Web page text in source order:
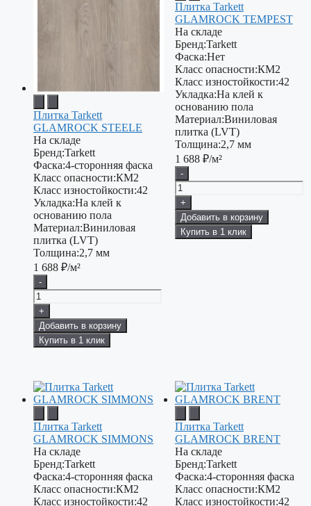
Плитка Tarkett
GLAMROCK STEELE
На складе
Бренд:Tarkett
Фаска:4-сторонняя фаска
Класс опасности:КМ2
Класс изностойкости:42
Укладка:На клей к
основанию пола
Материал:Виниловая
плитка (LVT)
Толщина:2,7 мм
1 688 ₽/м²
-
+
Добавить в корзину
Купить в 1 клик
Плитка Tarkett
GLAMROCK TEMPEST
На складе
Бренд:Tarkett
Фаска:Нет
Класс опасности:КМ2
Класс изностойкости:42
Укладка:На клей к
основанию пола
Материал:Виниловая
плитка (LVT)
Толщина:2,7 мм
1 688 ₽/м²
-
+
Добавить в корзину
Купить в 1 клик
Плитка Tarkett
GLAMROCK SIMMONS
На складе
Бренд:Tarkett
Фаска:4-сторонняя фаска
Класс опасности:КМ2
Класс изностойкости:42
Плитка Tarkett
GLAMROCK BRENT
На складе
Бренд:Tarkett
Фаска:4-сторонняя фаска
Класс опасности:КМ2
Класс изностойкости:42